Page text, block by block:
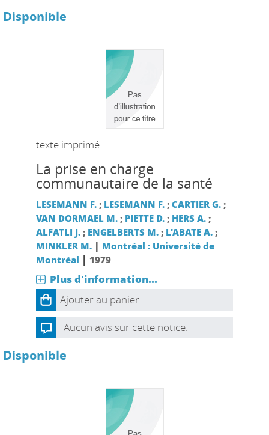
Disponible
texte imprimé
La prise en charge
communautaire de la santé
LESEMANN F.; LESEMANN F.; CARTIER G.;
VAN DORMAEL M.; PIETTE D.; HERS A.;
ALFATLI J.; ENGELBERTS M.; L'ABATE A.;
MINKLER M. | Montréal : Université de
Montréal | 1979
Plus d'information...
Ajouter au panier
Aucun avis sur cette notice.
Disponible